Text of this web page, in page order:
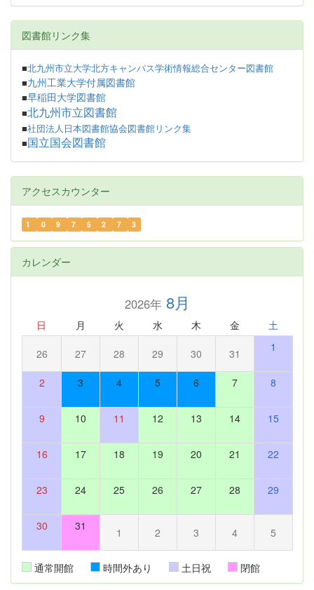
図書館リンク集
■北九州市立大学北方キャンパス学術情報総合センター図書館
■九州工業大学付属図書館
■早稲田大学図書館
■北九州市立図書館
■社団法人日本図書館協会図書館リンク集
■ 国立国会図書館
アクセスカウンター
1 0 9 7 5 2 7 3
カレンダー
2026年8月
日 月 火 水 木 金 土
26 27 28 29 30 31 1
2 3 4 5 6 7 8
9 10 11 12 13 14 15
16 17 18 19 20 21 22
23 24 25 26 27 28 29
30 31 1 2 3 4 5
通常開館 時間外あり 土日祝 閉館